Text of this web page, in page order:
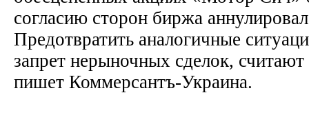
согласию сторон биржа
Предотвратить аналогичные
запрет нерыночных сделок, считают
пишет Коммерсантъ-Украина.